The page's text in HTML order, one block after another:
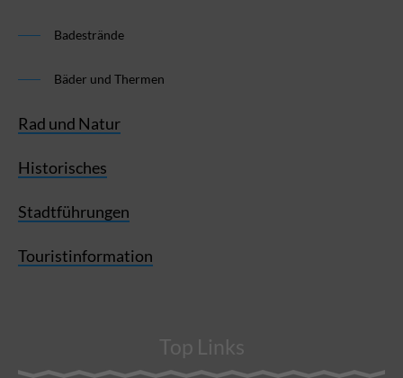
Badestrände
Bäder und Thermen
Rad und Natur
Historisches
Stadtführungen
Touristinformation
Top Links